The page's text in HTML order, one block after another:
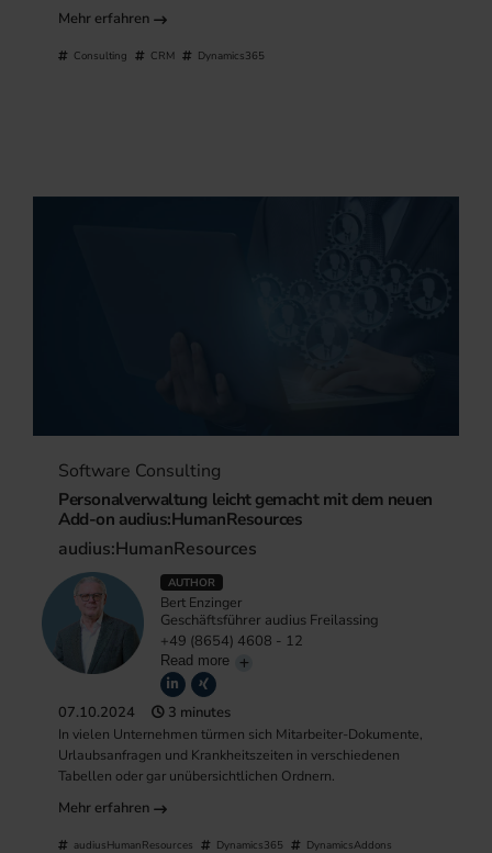
Mehr erfahren
Consulting CRM Dynamics365
Software Consulting
Personalverwaltung leicht gemacht mit dem neuen
Add-on audius:HumanResources
audius:HumanResources
AUTHOR
Bert Enzinger
Geschäftsführer audius Freilassing
+49 (8654) 4608 - 12
Read more
07.10.2024 3 minutes
In vielen Unternehmen türmen sich Mitarbeiter-Dokumente,
Urlaubsanfragen und Krankheitszeiten in verschiedenen
Tabellen oder gar unübersichtlichen Ordnern.
Mehr erfahren
audiusHumanResources Dynamics365 DynamicsAddons